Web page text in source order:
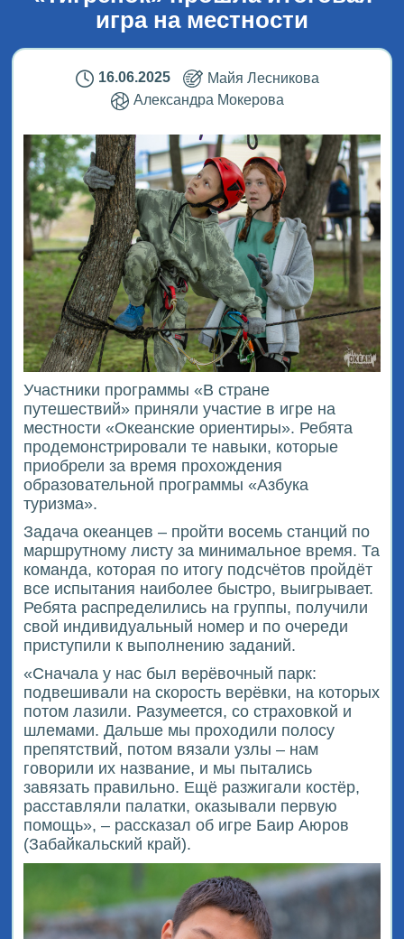
игра на местности
16.06.2025
Майя Лесникова
Александра Мокерова
Участники программы «В стране
путешествий» приняли участие в игре на
местности «Океанские ориентиры». Ребята
продемонстрировали те навыки, которые
приобрели за время прохождения
образовательной программы «Азбука
туризма».
Задача океанцев – пройти восемь станций по
маршрутному листу за минимальное время. Та
команда, которая по итогу подсчётов пройдёт
все испытания наиболее быстро, выигрывает.
Ребята распределились на группы, получили
свой индивидуальный номер и по очереди
приступили к выполнению заданий.
«Сначала у нас был верёвочный парк:
подвешивали на скорость верёвки, на которых
потом лазили. Разумеется, со страховкой и
шлемами. Дальше мы проходили полосу
препятствий, потом вязали узлы – нам
говорили их название, и мы пытались
завязать правильно. Ещё разжигали костёр,
расставляли палатки, оказывали первую
помощь», – рассказал об игре Баир Аюров
(Забайкальский край).